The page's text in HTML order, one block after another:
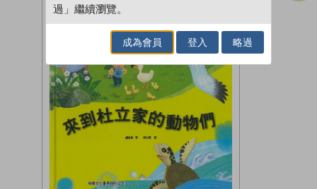
過」繼續瀏覽。
成為會員 登入 略過